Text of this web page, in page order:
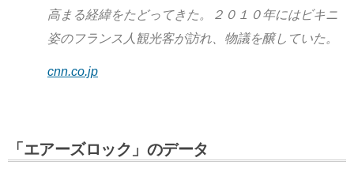
高まる経緯をたどってきた。２０１０年にはビキニ
姿のフランス人観光客が訪れ、物議を醸していた。
cnn.co.jp
「エアーズロック」のデータ